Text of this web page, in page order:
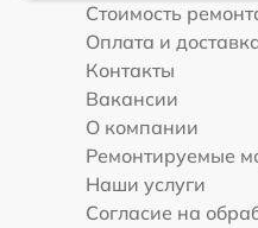
Стоимость
Оплата и
Контакты
Вакансии
О компании
Ремонтируемые
Наши услуги
Согласие на